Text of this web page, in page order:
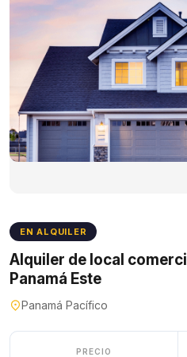
EN ALQUILER
Alquiler de local
Panamá Este
Panamá Pacífico
PRECIO